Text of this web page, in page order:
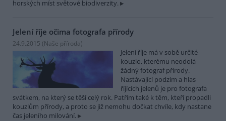
horských míst světové biodiverzity.
Jelení říje očima fotografa přírody
24.9.2015 (Naše příroda)
Jelení říje má v sobě určité
kouzlo, kterému neodolá
žádný fotograf přírody.
Nastávající podzim a hlas
říjících jelenů je pro fotografa
svátkem, na který se těší celý rok. Patřím také k těm, kteří propadli
kouzlům přírody, a proto se již nemohu dočkat chvíle, kdy nastane
čas jeleního milování.